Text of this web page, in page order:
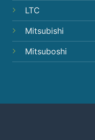
LTC
Mitsubishi
Mitsuboshi